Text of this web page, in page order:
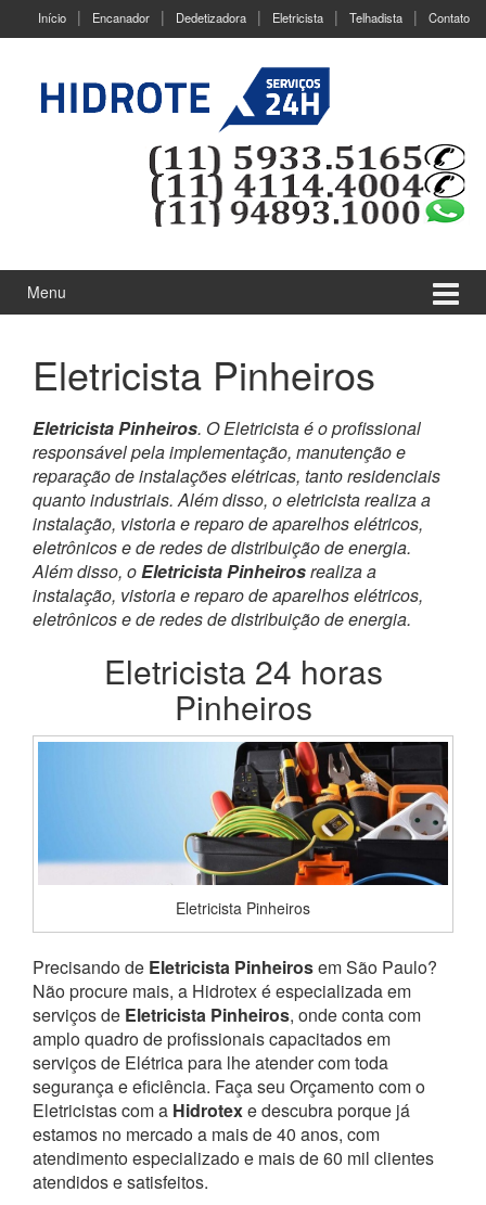
Início Encanador Dedetizadora Eletricista Telhadista Contato
Menu
Eletricista Pinheiros
Eletricista Pinheiros. O Eletricista é o profissional
responsável pela implementação, manutenção e
reparação de instalações elétricas, tanto residenciais
quanto industriais. Além disso, o eletricista realiza a
instalação, vistoria e reparo de aparelhos elétricos,
eletrônicos e de redes de distribuição de energia.
Além disso, oEletricista Pinheirosrealiza a
instalação, vistoria e reparo de aparelhos elétricos,
eletrônicos e de redes de distribuição de energia.
Eletricista 24 horas
Pinheiros
Eletricista Pinheiros
Precisando de Eletricista Pinheirosem São Paulo?
Não procure mais, a Hidrotex é especializada em
serviços de Eletricista Pinheiros, onde conta com
amplo quadro de profissionais capacitados em
serviços de Elétrica para lhe atender com toda
segurança e eficiência. Faça seu Orçamento com o
Eletricistas com a Hidrotexe descubra porque já
estamos no mercado a mais de 40 anos, com
atendimento especializado e mais de 60 mil clientes
atendidos e satisfeitos.